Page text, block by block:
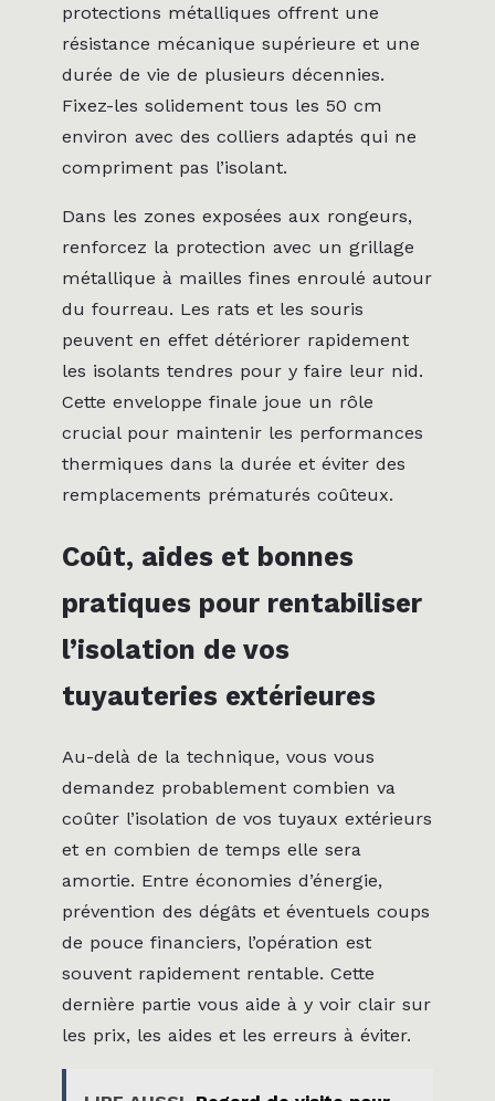
protections métalliques offrent une
résistance mécanique supérieure et une
durée de vie de plusieurs décennies.
Fixez-les solidement tous les 50 cm
environ avec des colliers adaptés qui ne
compriment pas l’isolant.
Dans les zones exposées aux rongeurs,
renforcez la protection avec un grillage
métallique à mailles fines enroulé autour
du fourreau. Les rats et les souris
peuvent en effet détériorer rapidement
les isolants tendres pour y faire leur nid.
Cette enveloppe finale joue un rôle
crucial pour maintenir les performances
thermiques dans la durée et éviter des
remplacements prématurés coûteux.
Coût, aides et bonnes
pratiques pour rentabiliser
l’isolation de vos
tuyauteries extérieures
Au-delà de la technique, vous vous
demandez probablement combien va
coûter l’isolation de vos tuyaux extérieurs
et en combien de temps elle sera
amortie. Entre économies d’énergie,
prévention des dégâts et éventuels coups
de pouce financiers, l’opération est
souvent rapidement rentable. Cette
dernière partie vous aide à y voir clair sur
les prix, les aides et les erreurs à éviter.